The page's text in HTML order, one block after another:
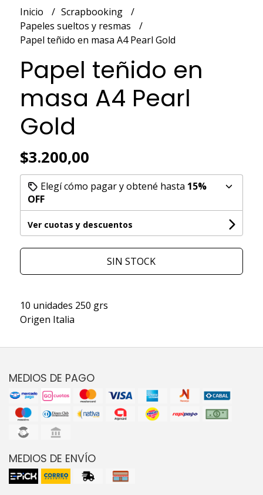
Inicio
Scrapbooking
Papeles sueltos y resmas
Papel teñido en masa A4 Pearl Gold
Papel teñido en
masa A4 Pearl
Gold
$3.200,00
Elegí cómo pagar y obtené hasta 15%
OFF
Ver cuotas y descuentos
SIN STOCK
10 unidades 250 grs
Origen Italia
MEDIOS DE PAGO
MEDIOS DE ENVÍO